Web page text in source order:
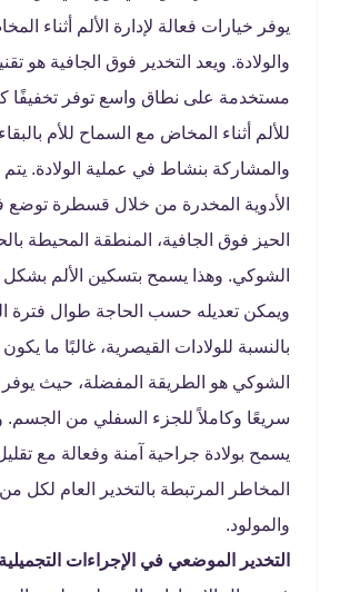
يوفر خيارات فعالة لإدارة الألم أثناء
والولادة. ويعد التخدير فوق الجافية هو
مستخدمة على نطاق واسع توفر تخفيفًا
للألم أثناء المخاض مع السماح للأم
والمشاركة بنشاط في عملية الولادة.
الأدوية المخدرة من خلال قسطرة توضع
الحيز فوق الجافية، المنطقة المحيطة
الشوكي. وهذا يسمح بتسكين الألم
ويمكن تعديله حسب الحاجة طوال فترة
بالنسبة للولادات القيصرية، غالبًا ما يكون
الشوكي هو الطريقة المفضلة، حيث يوفر
سريعًا وكاملاً للجزء السفلي من الجسم.
يسمح بولادة جراحية آمنة وفعالة مع
المخاطر المرتبطة بالتخدير العام لكل من
والمولود.
التخدير الموضعي في الإجراءات التجميلية